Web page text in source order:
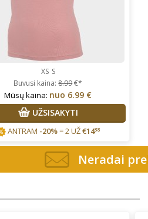
XS S
Buvusi kaina:8.99€*
Mūsų kaina: nuo 6.99 €
UŽSISAKYTI
ANTRAM -20%= 2 UŽ€1438
Neradai